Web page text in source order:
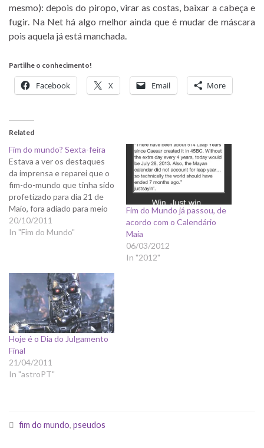
mesmo): depois do piropo, virar as costas, baixar a cabeça e
fugir. Na Net há algo melhor ainda que é mudar de máscara
pois aquela já está manchada.
Partilhe o conhecimento!
Facebook X Email More
Related
Fim do mundo? Sexta-feira
Estava a ver os destaques
da imprensa e reparei que o
fim-do-mundo que tinha sido
profetizado para dia 21 de
Maio, fora adiado para meio
ano depois, ou seja, amanhã.
O nome do louco, desta vez,
Worldwide". Como o mundo
não…
20/10/2011
In "Fim do Mundo"
Fim do Mundo já passou, de
acordo com o Calendário
Maia
06/03/2012
In "2012"
Hoje é o Dia do Julgamento
Final
21/04/2011
In "astroPT"
fim do mundo, pseudos